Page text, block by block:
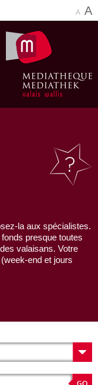
A A
la aux spécialistes.
presque toutes
valaisans. Votre
end et jours